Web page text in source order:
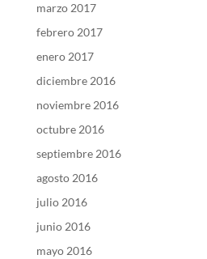
marzo 2017
febrero 2017
enero 2017
diciembre 2016
noviembre 2016
octubre 2016
septiembre 2016
agosto 2016
julio 2016
junio 2016
mayo 2016